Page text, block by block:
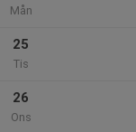
Mån
25
Tis
26
Ons